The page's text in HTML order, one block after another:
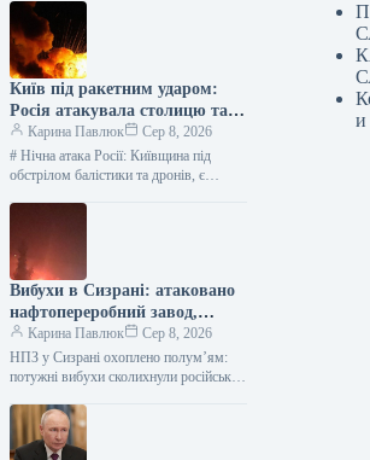
Київ під ракетним ударом:
Росія атакувала столицю та
область, є жертви —
найсвіжіші подробиці
Карина Павлюк
Сер 8, 2026
# Нічна атака Росії: Київщина під
обстрілом балістики та дронів, є
Вибухи в Сизрані: атаковано
нафтопереробний завод,
розпочалася пожежа
Карина Павлюк
Сер 8, 2026
НПЗ у Сизрані охоплено полум’ям:
потужні вибухи сколихнули російське
на території Самарської області,
зафіксовано…
и